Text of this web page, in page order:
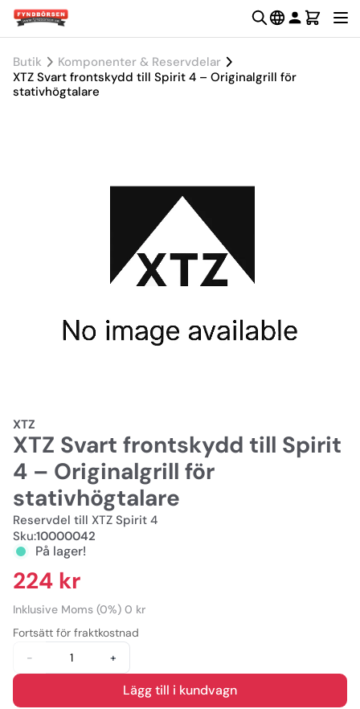
Butik
Komponenter & Reservdelar
XTZ Svart frontskydd till Spirit 4 – Originalgrill för
stativhögtalare
XTZ
XTZ Svart frontskydd till Spirit
4 – Originalgrill för
stativhögtalare
Reservdel till XTZ Spirit 4
Sku:10000042
På lager!
224 kr
Inklusive Moms (0%) 0 kr
Fortsätt för fraktkostnad
-
+
Lägg till i kundvagn